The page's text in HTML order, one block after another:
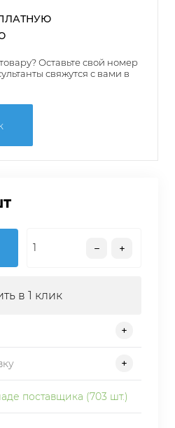
Оставьте свой номер
свяжутся с вами в
в 1 клик
поставщика (703 шт.)